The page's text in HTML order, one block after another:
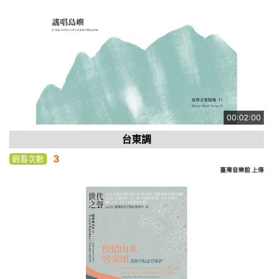
00:02:00
台東調
觀看次數 3
臺灣音樂館 上傳